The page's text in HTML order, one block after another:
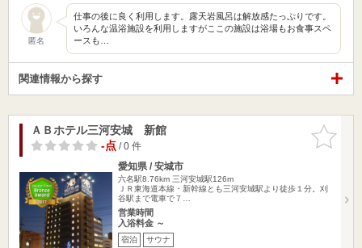
匿名
仕事の後に良く利用します。露天岩風呂は解放感たっぷりです。
いろんな温浴施設を利用しますがここの施設は浴場もお食事スペ
ースも…
関連情報から探す
お気に入
りに追加
ＡＢホテル三河安城 新館
-点/ 0 件
愛知県 / 安城市
六名駅8.76km 三河安城駅126m
ＪＲ東海道本線・新幹線とも三河安城駅より徒歩１分。刈
谷駅まで電車で７…
営業時間
入浴料金 ～
宿泊 サウナ